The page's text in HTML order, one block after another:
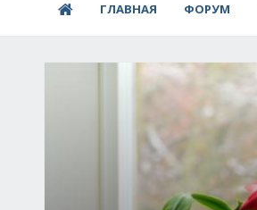
ГЛАВНАЯ ФОРУМ